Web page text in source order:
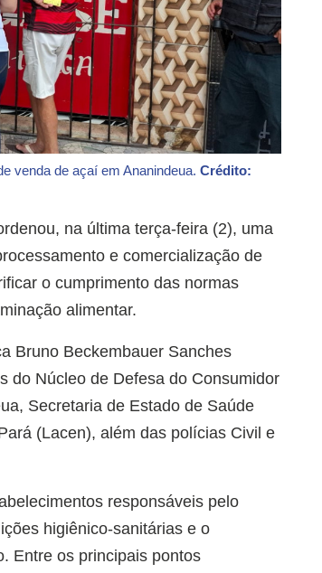
venda de açaí em Ananindeua.Crédito:
na última terça-feira (2), uma
e comercialização de
o cumprimento das normas
alimentar.
Bruno Beckembauer Sanches
do Núcleo de Defesa do Consumidor
Secretaria de Estado de Saúde
(Lacen), além das polícias Civil e
responsáveis pelo
higiênico-sanitárias e o
Entre os principais pontos